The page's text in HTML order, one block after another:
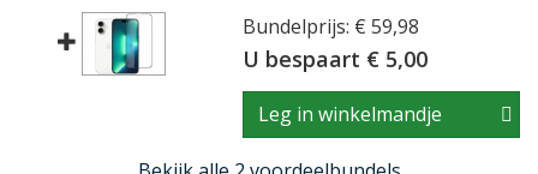
Bundelprijs: € 59,98
U bespaart € 5,00
Leg in winkelmandje